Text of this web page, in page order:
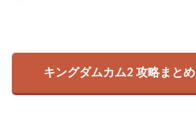
キングダムカム2 攻略まとめ